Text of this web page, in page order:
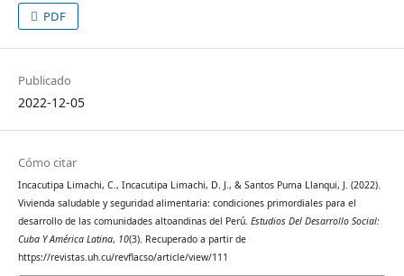
PDF
Publicado
2022-12-05
Cómo citar
Incacutipa Limachi, C., Incacutipa Limachi, D. J., & Santos Puma Llanqui, J. (2022).
Vivienda saludable y seguridad alimentaria: condiciones primordiales para el
desarrollo de las comunidades altoandinas del Perú. Estudios Del Desarrollo Social:
Cuba Y América Latina, 10(3). Recuperado a partir de
https://revistas.uh.cu/revflacso/article/view/111